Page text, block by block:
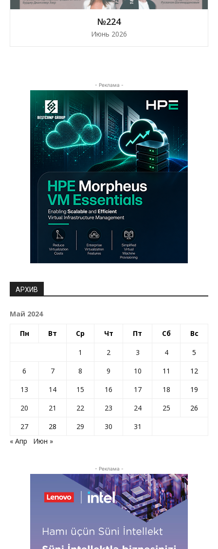
№224
Июнь 2026
- Реклама -
АРХИВ
Май 2024
Пн Вт Ср Чт Пт Сб Вс
1 2 3 4
5
6
7 8 9 10 11
12
13
14 15 16 17 18
19
20
21 22 23 24 25
26
27
28 29 30
31
« Апр
Июн »
- Реклама -